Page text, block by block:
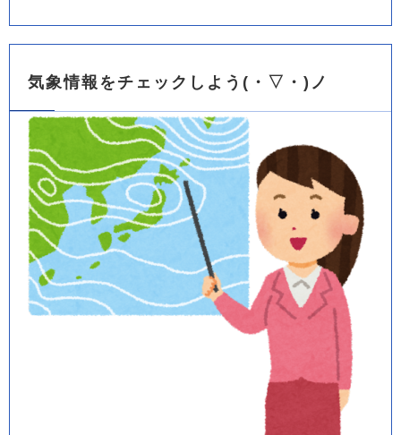
気象情報をチェックしよう(・▽・)ノ